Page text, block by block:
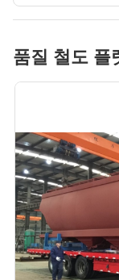
링 차량에 적용
RTHZ29 대차는
1520mm 개방형
1600mm 궤도
1600mm 궤간
랙터 동력
120km/h 철도
20톤 덮개 화물
품질 철도 플